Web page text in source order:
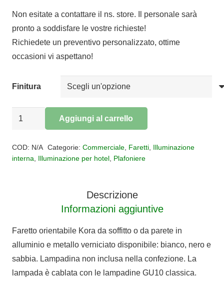
originale
era:
€139,00.
attuale
è:
€113,98.
Non esitate a contattare il ns. store. Il personale sarà
pronto a soddisfare le vostre richieste!
Richiedete un preventivo personalizzato, ottime
occasioni vi aspettano!
Finitura
PLAFONIERA
FARETTO
7
Aggiungi al carrello
COD: N/A Categorie: Commerciale, Faretti, Illuminazione
interna
Illuminazione per hotel Plafoniere
Descrizione
Informazioni aggiuntive
Faretto orientabile Kora da soffitto o da parete in
alluminio e metallo verniciato disponibile: bianco, nero e
sabbia. Lampadina non inclusa nella confezione. La
lampada è cablata con le lampadine GU10 classica.